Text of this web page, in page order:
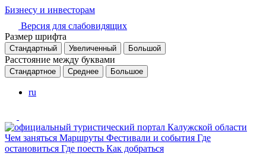
Бизнесу и инвесторам
Версия для слабовидящих
Размер шрифта
Стандартный Увеличенный Большой
Расстояние между буквами
Стандартное Среднее Большое
ru
Чем заняться Маршруты Фестивали и события Где
остановиться Где поесть Как добраться